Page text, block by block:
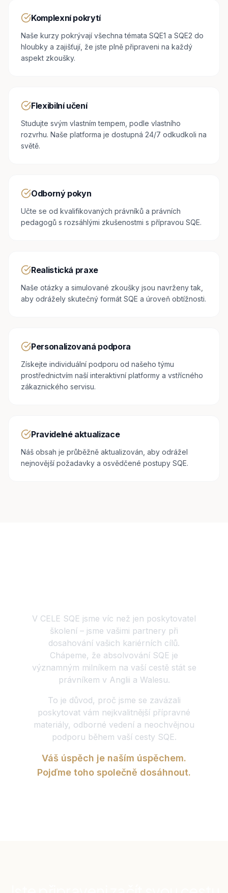
Komplexní pokrytí
Naše kurzy pokrývají všechna témata SQE1 a SQE2 do
hloubky a zajišťují, že jste plně připraveni na každý
aspekt zkoušky.
Flexibilní učení
Studujte svým vlastním tempem, podle vlastního
rozvrhu. Naše platforma je dostupná 24/7 odkudkoli na
světě.
Odborný pokyn
Učte se od kvalifikovaných právníků a právních
pedagogů s rozsáhlými zkušenostmi s přípravou SQE.
Realistická praxe
Naše otázky a simulované zkoušky jsou navrženy tak,
aby odrážely skutečný formát SQE a úroveň obtížnosti.
Personalizovaná podpora
Získejte individuální podporu od našeho týmu
prostřednictvím naší interaktivní platformy a vstřícného
zákaznického servisu.
Pravidelné aktualizace
Náš obsah je průběžně aktualizován, aby odrážel
nejnovější požadavky a osvědčené postupy SQE.
V CELE SQE jsme víc než jen poskytovatel
školení – jsme vašimi partnery při
dosahování vašich kariérních cílů.
Chápeme, že absolvování SQE je
významným milníkem na vaší cestě stát se
právníkem v Anglii a Walesu.
To je důvod, proč jsme se zavázali
poskytovat vám nejkvalitnější přípravné
materiály, odborné vedení a neochvějnou
podporu během vaší cesty SQE.
Váš úspěch je naším úspěchem.
Pojďme toho společně dosáhnout.